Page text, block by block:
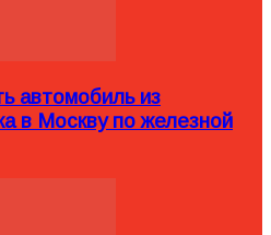
автомобиль из
в Москву по железной